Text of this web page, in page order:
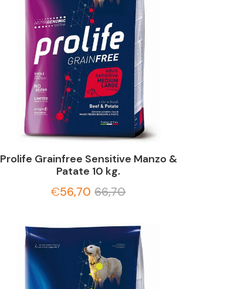
Prolife Grainfree Sensitive Manzo &
Patate 10 kg.
€56,70 66,70